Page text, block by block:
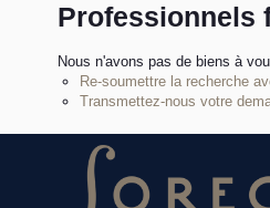
Professionnels
Nous n'avons pas de biens à
Re-soumettre la recherche
Transmettez-nous votre